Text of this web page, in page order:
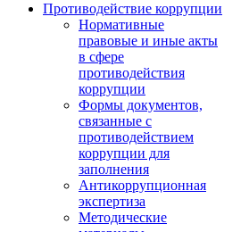
Противодействие коррупции
Нормативные
правовые и иные акты
в сфере
противодействия
коррупции
Формы документов,
связанные с
противодействием
коррупции для
заполнения
Антикоррупционная
экспертиза
Методические